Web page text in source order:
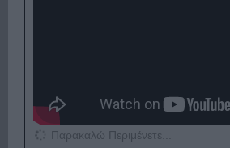
Παρακαλώ Περιμένετε...